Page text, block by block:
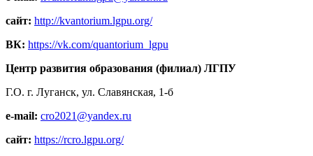
сайт: http://kvantorium.lgpu.org/
ВК: https://vk.com/quantorium_lgpu
Центр развития образования (филиал) ЛГПУ
Г.О. г. Луганск, ул. Славянская, 1-б
e-mail: cro2021@yandex.ru
сайт: https://rcro.lgpu.org/